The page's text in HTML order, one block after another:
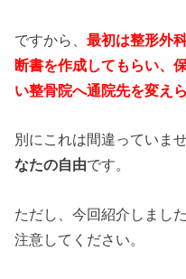
ですから、最初は整形外
断書を作成してもらい、
い整骨院へ通院先を変え
別にこれは間違っていませ
なたの自由です。
ただし、今回紹介しまし
注意してください。